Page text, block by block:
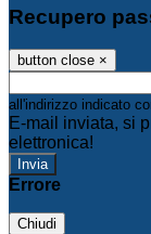
Recupero
button close ×
all'indirizzo indicato
E-mail inviata, si
elettronica!
Errore
Chiudi